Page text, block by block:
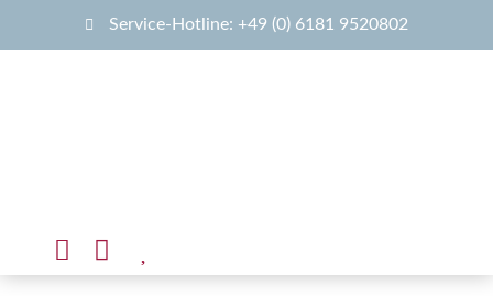
Service-Hotline: +49 (0) 6181 9520802